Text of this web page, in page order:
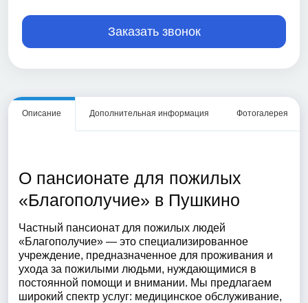
Заказать звонок
Описание Дополнительная информация Фотогалерея
О пансионате для пожилых
«Благополучие» в Пушкино
Частный пансионат для пожилых людей
«Благополучие» — это специализированное
учреждение, предназначенное для проживания и
ухода за пожилыми людьми, нуждающимися в
постоянной помощи и внимании. Мы предлагаем
широкий спектр услуг: медицинское обслуживание,